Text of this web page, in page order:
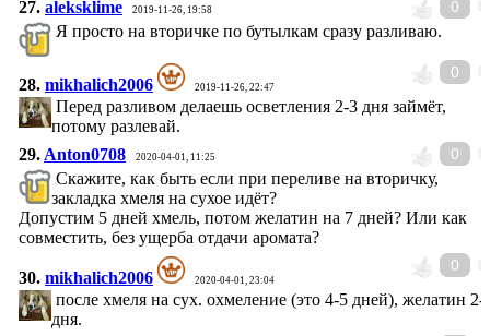
0
27. aleksklime 2019-11-26, 19:58
Я просто на вторичке по бутылкам сразу разливаю.
0
28. mikhalich2006 2019-11-26, 22:47
Перед разливом делаешь осветления 2-3 дня займёт,
потому разлевай.
0
29. Anton0708 2020-04-01, 11:25
Скажите, как быть если при переливе на вторичку,
закладка хмеля на сухое идёт?
Допустим 5 дней хмель, потом желатин на 7 дней? Или как
совместить, без ущерба отдачи аромата?
0
30. mikhalich2006 2020-04-01, 23:04
после хмеля на сух. охмеление (это 4-5 дней), желатин 2-
дня.